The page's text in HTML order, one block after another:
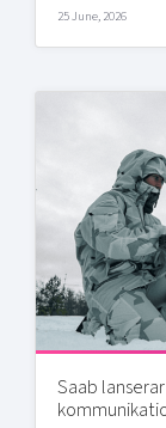
25 June, 2026
Saab